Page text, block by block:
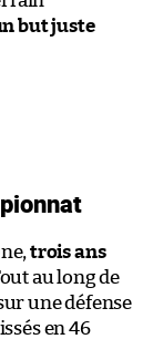
but juste
trois ans
au long de
une défense
en 46